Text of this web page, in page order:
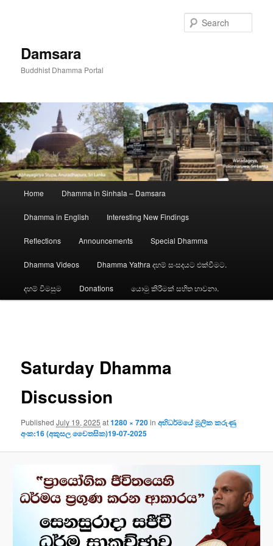
Damsara
Buddhist Dhamma Portal
Home Dhamma in Sinhala – Damsara
Dhamma in English Interesting New Findings
Reflections Announcements Special Dhamma
Dhamma Videos Dhamma Yathra දහම් සංසදයට එක්වීමට.
දහම් විමසුම Donations යොමු කිරීමක් සහිත භාවනා.
Saturday Dhamma
Discussion
PublishedJuly 19, 2025 at1280 × 720inඅභිධර්මයේ මූලික කරුණු
අංක:16 (අකුසල චෛතසික)19-07-2025